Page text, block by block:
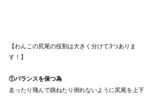
【わんこの尻尾の役割は大きく分けて3つありま
す！】
①バランスを保つ為
走ったり飛んで跳ねたり倒れないように尻尾を上下